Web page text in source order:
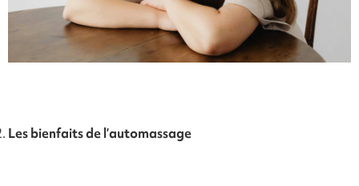
Les bienfaits de l’automassage